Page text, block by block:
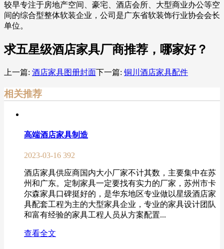
较早专注于房地产空间、豪宅、酒店会所、大型商业办公等空
间的综合型整体软装企业，公司是广东省软装饰行业协会会长
单位。
求五星级酒店家具厂商推荐，哪家好？
上一篇: 酒店家具图册封面下一篇: 铜川酒店家具配件
相关推荐
高端酒店家具制造
2023-03-16 392
酒店家具供应商国内大小厂家不计其数，主要集中在苏
州和广东。定制家具一定要找有实力的厂家，苏州市卡
尔森家具口碑挺好的，是华东地区专业做以星级酒店家
具配套工程为主的大型家具企业，专业的家具设计团队
和富有经验的家具工程人员从方案配置...
查看全文